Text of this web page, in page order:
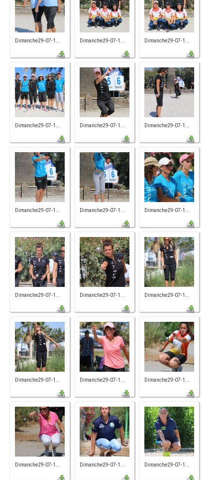
Dimanche29-07-1... Dimanche29-07-1... Dimanche29-07-1...
Dimanche29-07-1... Dimanche29-07-1... Dimanche29-07-1...
Dimanche29-07-1... Dimanche29-07-1... Dimanche29-07-1...
Dimanche29-07-1... Dimanche29-07-1... Dimanche29-07-1...
Dimanche29-07-1... Dimanche29-07-1... Dimanche29-07-1...
Dimanche29-07-1... Dimanche29-07-1... Dimanche29-07-1...